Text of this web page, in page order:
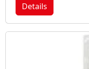
Details